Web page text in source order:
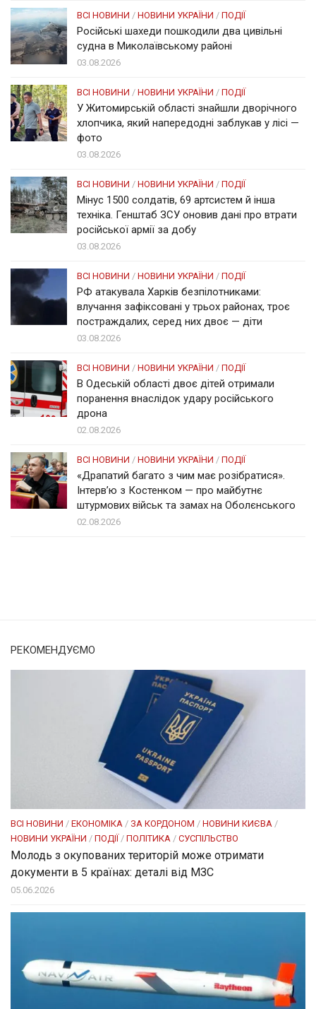
ВСІ НОВИНИ / НОВИНИ УКРАЇНИ / ПОДІЇ
Російські шахеди пошкодили два цивільні
судна в Миколаївському районі
03.08.2026
ВСІ НОВИНИ / НОВИНИ УКРАЇНИ / ПОДІЇ
У Житомирській області знайшли дворічного
хлопчика, який напередодні заблукав у лісі —
фото
03.08.2026
ВСІ НОВИНИ / НОВИНИ УКРАЇНИ / ПОДІЇ
Мінус 1500 солдатів, 69 артсистем й інша
техніка. Генштаб ЗСУ оновив дані про втрати
російської армії за добу
03.08.2026
ВСІ НОВИНИ / НОВИНИ УКРАЇНИ / ПОДІЇ
РФ атакувала Харків безпілотниками:
влучання зафіксовані у трьох районах, троє
постраждалих, серед них двоє — діти
03.08.2026
ВСІ НОВИНИ / НОВИНИ УКРАЇНИ / ПОДІЇ
В Одеській області двоє дітей отримали
поранення внаслідок удару російського
дрона
02.08.2026
ВСІ НОВИНИ / НОВИНИ УКРАЇНИ / ПОДІЇ
«Драпатий багато з чим має розібратися».
Інтерв’ю з Костенком — про майбутнє
штурмових військ та замах на Оболєнського
02.08.2026
РЕКОМЕНДУЄМО
ВСІ НОВИНИ / ЕКОНОМІКА / ЗА КОРДОНОМ / НОВИНИ КИЄВА /
НОВИНИ УКРАЇНИ / ПОДІЇ / ПОЛІТИКА / СУСПІЛЬСТВО
Молодь з окупованих територій може отримати
документи в 5 країнах: деталі від МЗС
05.06.2026